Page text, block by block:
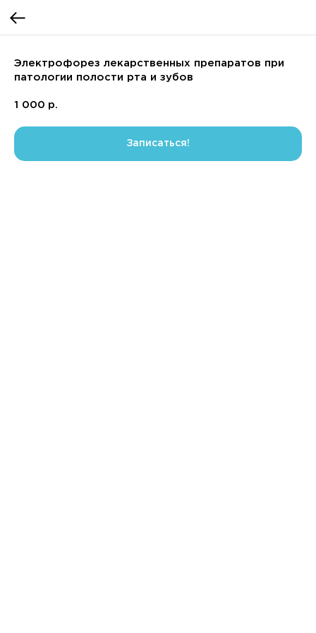
Электрофорез лекарственных препаратов при
патологии полости рта и зубов
1 000 р.
Записаться!